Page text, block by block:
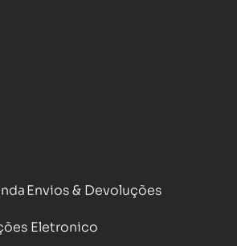
Envios & Devoluções
Eletronico